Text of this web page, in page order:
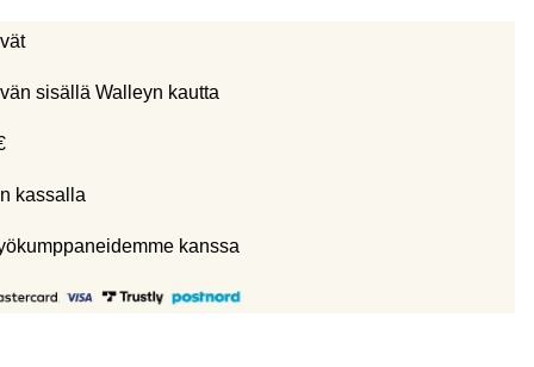
sisällä Walleyn kautta
kassalla
kanssa